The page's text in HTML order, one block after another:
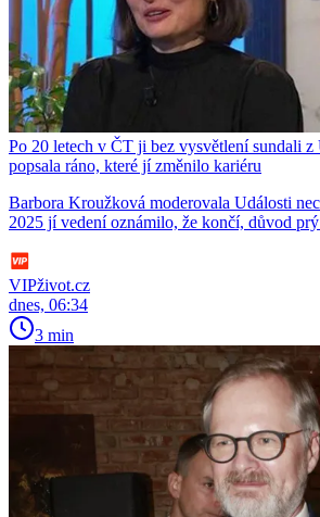
Po 20 letech v ČT ji bez vysvětlení sundali
popsala ráno, které jí změnilo kariéru
Barbora Kroužková moderovala Události
2025 jí vedení oznámilo, že končí, důvod prý
VIPživot.cz
dnes, 06:34
3 min